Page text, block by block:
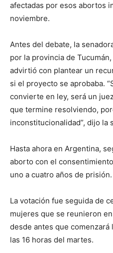
afectadas por esos abortos
noviembre.
Antes del debate, la
por la provincia de
advirtió con plantear un
si el proyecto se aprobaba.
convierte en ley, será un
que termine resolviendo,
inconstitucionalidad”, dijo la
Hasta ahora en Argentina,
aborto con el
uno a cuatro años de prisión.
La votación fue seguida de
mujeres que se reunieron
desde antes que comenzará
las 16 horas del martes.